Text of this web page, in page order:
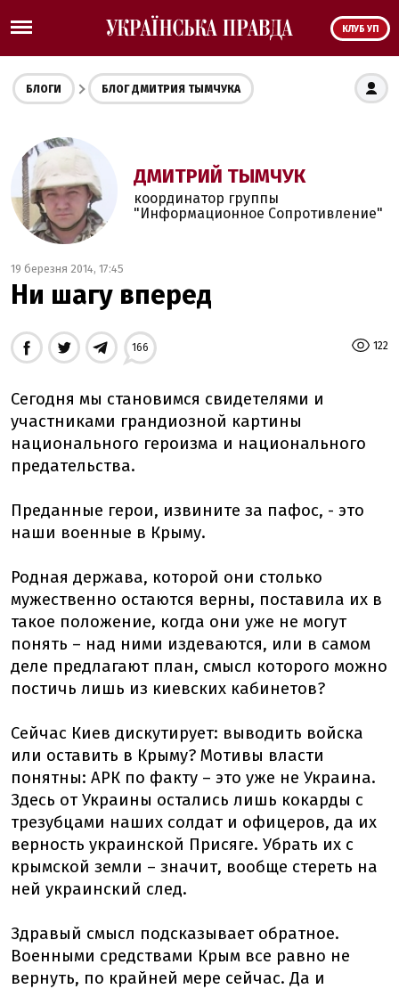
КЛУБ УП
БЛОГИ БЛОГ ДМИТРИЯ ТЫМЧУКА
ДМИТРИЙ ТЫМЧУК
координатор группы
"Информационное Сопротивление"
19 березня 2014, 17:45
Ни шагу вперед
122
166
Сегодня мы становимся свидетелями и
участниками грандиозной картины
национального героизма и национального
предательства.
Преданные герои, извините за пафос, - это
наши военные в Крыму.
Родная держава, которой они столько
мужественно остаются верны, поставила их в
такое положение, когда они уже не могут
понять – над ними издеваются, или в самом
деле предлагают план, смысл которого можно
постичь лишь из киевских кабинетов?
Сейчас Киев дискутирует: выводить войска
или оставить в Крыму? Мотивы власти
понятны: АРК по факту – это уже не Украина.
Здесь от Украины остались лишь кокарды с
трезубцами наших солдат и офицеров, да их
верность украинской Присяге. Убрать их с
крымской земли – значит, вообще стереть на
ней украинский след.
Здравый смысл подсказывает обратное.
Военными средствами Крым все равно не
вернуть, по крайней мере сейчас. Да и